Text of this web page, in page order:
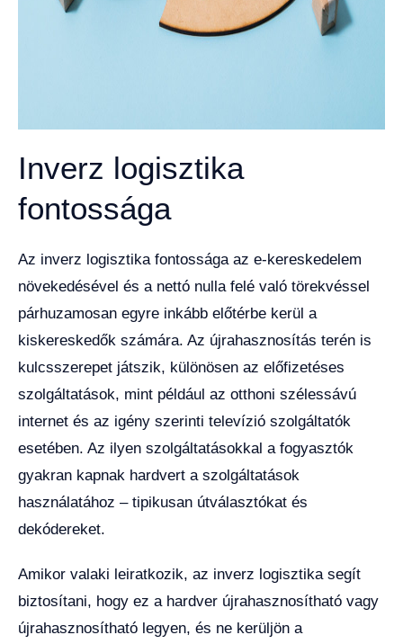
Inverz logisztika
fontossága
Az inverz logisztika fontossága az e-kereskedelem
növekedésével és a nettó nulla felé való törekvéssel
párhuzamosan egyre inkább előtérbe kerül a
kiskereskedők számára. Az újrahasznosítás terén is
kulcsszerepet játszik, különösen az előfizetéses
szolgáltatások, mint például az otthoni szélessávú
internet és az igény szerinti televízió szolgáltatók
esetében. Az ilyen szolgáltatásokkal a fogyasztók
gyakran kapnak hardvert a szolgáltatások
használatához – tipikusan útválasztókat és
dekódereket.
Amikor valaki leiratkozik, az inverz logisztika segít
biztosítani, hogy ez a hardver újrahasznosítható vagy
újrahasznosítható legyen, és ne kerüljön a